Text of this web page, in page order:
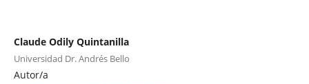
Claude Odily Quintanilla
Universidad Dr. Andrés Bello
Autor/a